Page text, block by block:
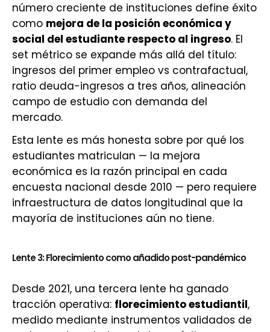
número creciente de instituciones define éxito
como mejora de la posición económica y
social del estudiante respecto al ingreso. El
set métrico se expande más allá del título:
ingresos del primer empleo vs contrafactual,
ratio deuda-ingresos a tres años, alineación
campo de estudio con demanda del
mercado.
Esta lente es más honesta sobre por qué los
estudiantes matriculan — la mejora
económica es la razón principal en cada
encuesta nacional desde 2010 — pero requiere
infraestructura de datos longitudinal que la
mayoría de instituciones aún no tiene.
Lente 3: Florecimiento como añadido post-pandémico
Desde 2021, una tercera lente ha ganado
tracción operativa: florecimiento estudiantil,
medido mediante instrumentos validados de